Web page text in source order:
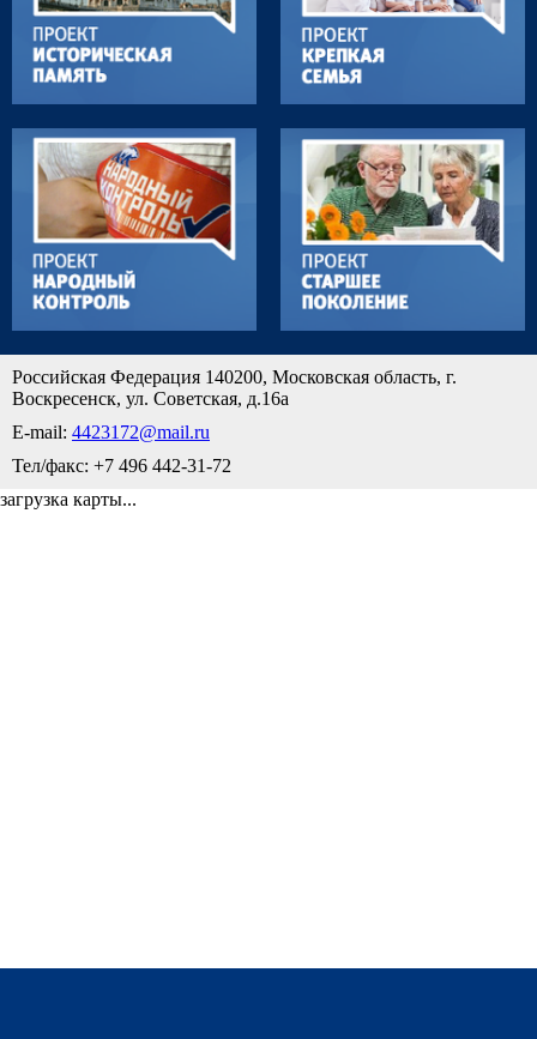
Российская Федерация 140200, Московская область, г.
Воскресенск, ул. Советская, д.16а
E-mail: 4423172@mail.ru
Тел/факс: +7 496 442-31-72
загрузка карты...